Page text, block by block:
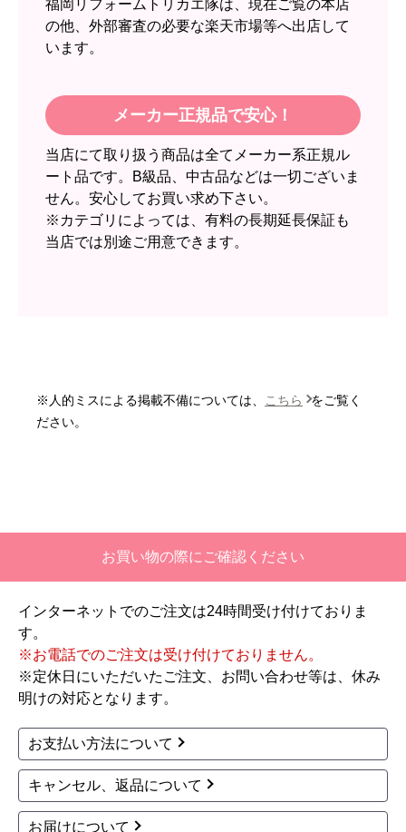
【その他感想・コメント】
2026年6月30日 23:50
欲しい商品をスムーズに注文できましたか？
はい
ショップからの連絡や対応は適切でしたか？
無回答
予定の期日までに商品が届きましたか？
【注文からどのくらいで届きましたか？】
二週間ほどです。
【その他感想・コメント】
１．５点は、少々工事が雑。
過去の業者で一番最低。良かった点は、ただ一
つ、愛想が良かったこと。
なにかも分からない。少々不安である。
工事後は、初期設定や取り扱いの説明もなく、慌
てて引き上げる感じ。
福岡リフォームトリカエ隊は、現在ご覧の本店
の他、外部審査の必要な楽天市場等へ出店して
います。
メーカー正規品で安心！
当店にて取り扱う商品は全てメーカー系正規ル
ート品です。B級品、中古品などは一切ございま
せん。安心してお買い求め下さい。
※カテゴリによっては、有料の長期延長保証も
当店では別途ご用意できます。
※人的ミスによる掲載不備については、 こちら
をご覧く
ださい。
お買い物の際にご確認ください
インターネットでのご注文は24時間受け付けておりま
す。
※お電話でのご注文は受け付けておりません。
※定休日にいただいたご注文、お問い合わせ等は、休み
明けの対応となります。
お支払い方法について
キャンセル、返品について
お届けについて